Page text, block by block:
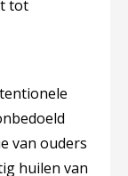
tot
van ouders
huilen van